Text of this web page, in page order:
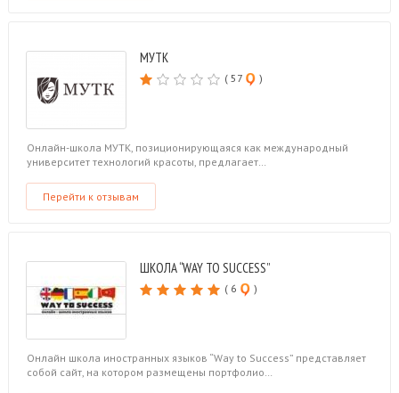
МУТК
( 57 )
Онлайн-школа МУТК, позиционирующаяся как международный
университет технологий красоты, предлагает…
Перейти к отзывам
ШКОЛА “WAY TO SUCCESS”
( 6 )
Онлайн школа иностранных языков “Way to Success” представляет
собой сайт, на котором размещены портфолио…